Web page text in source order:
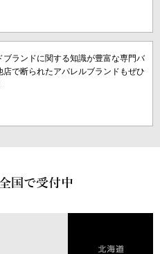
ブランドに関する知識が豊富な専門バ
店で断られたアパレルブランドもぜひ
国で受付中